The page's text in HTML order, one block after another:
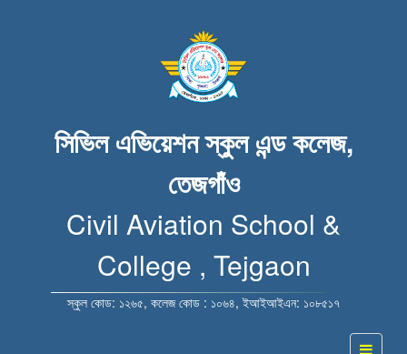
সিভিল এভিয়েশন স্কুল এন্ড কলেজ,
তেজগাঁও
Civil Aviation School &
College , Tejgaon
স্কুল কোড: ১২৬৫, কলেজ কোড : ১০৬৪, ইআইআইএন: ১০৮৫১৭